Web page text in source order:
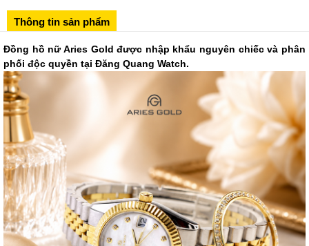
02437939481
Số 53 Trần Đăng Ninh - Cầu Giấy - Hà Nội
034 629 9090
Showroom 86: BH9A-SP.9A-63 Vinhomes Ocean Park 1, Dương
Xá, Gia Lâm, Thành phố Hà Nội
Thông tin sản phẩm
Đồng hồ nữ Aries Gold được nhập khẩu nguyên chiếc và phân
phối độc quyền tại Đăng Quang Watch.